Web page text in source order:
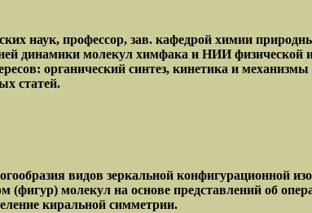
наук, профессор, зав. кафедрой химии
динамики молекул химфака и НИИ физической
органический синтез, кинетика и
статей.
видов зеркальной конфигурационной
молекул на основе представлений об
киральной симметрии.